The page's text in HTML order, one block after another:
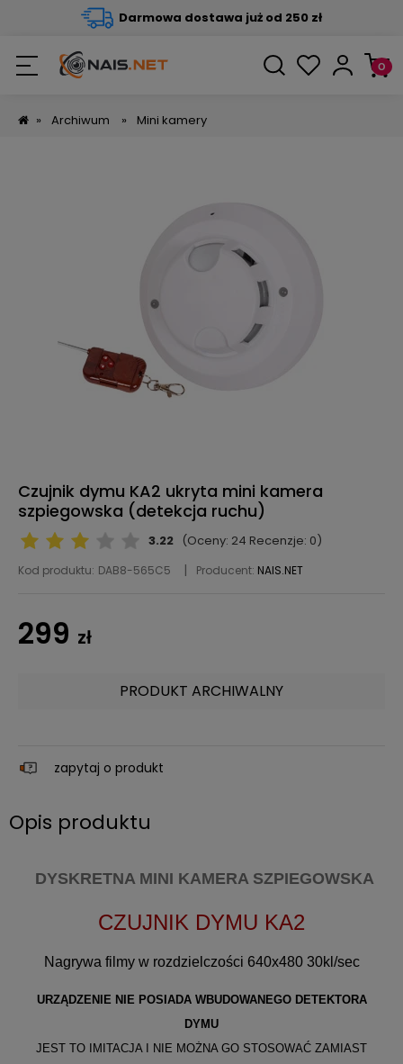
Darmowa dostawa już od 250 zł
» Archiwum » Mini kamery
Czujnik dymu KA2 ukryta mini kamera
szpiegowska (detekcja ruchu)
3.22 (Oceny: 24 Recenzje: 0)
Kod produktu: DAB8-565C5 Producent: NAIS.NET
299 zł
PRODUKT ARCHIWALNY
zapytaj o produkt
Opis produktu
DYSKRETNA MINI KAMERA SZPIEGOWSKA
CZUJNIK DYMU KA2
Nagrywa filmy w rozdzielczości 640x48030kl/sec
URZĄDZENIE NIE POSIADA WBUDOWANEGO DETEKTORA
DYMU
JEST TO IMITACJA I NIE MOŻNA GO STOSOWAĆ ZAMIAST